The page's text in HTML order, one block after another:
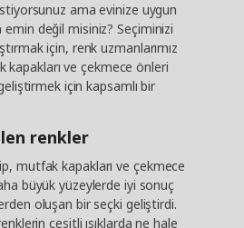
ama evinize uygun
emin değil misiniz? Seçiminizi
için, renk uzmanlarımız
kapakları ve çekmece önleri
için kapsamlı bir
renkler
mutfak kapakları ve çekmece
büyük yüzeylerde iyi sonuç
oluşan bir seçki geliştirdi.
çeşitli ışıklarda ne hale